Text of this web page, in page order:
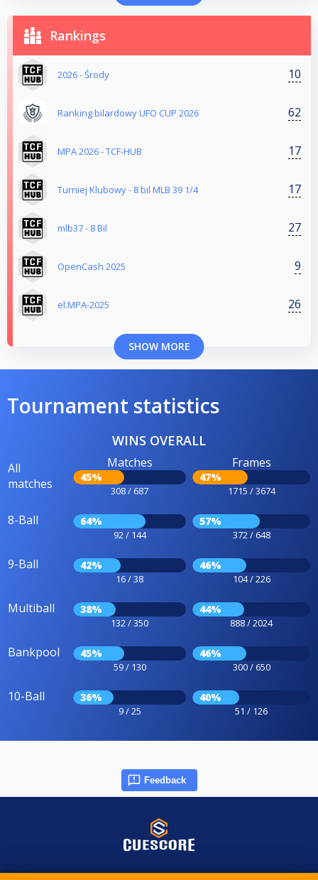
Rankings
2026 - Środy 10
Ranking bilardowy UFO CUP 2026 62
MPA 2026 - TCF-HUB 17
Turniej Klubowy - 8 bil MLB 39 1/4 17
mlb37 - 8 Bil 27
OpenCash 2025 9
el.MPA-2025 26
SHOW MORE
Tournament statistics
WINS OVERALL
All
matches
Matches
45%
308 / 687
Frames
47%
1715 / 3674
8-Ball 64%
92 / 144
57%
372 / 648
9-Ball 42%
16 / 38
46%
104 / 226
Multiball 38%
132 / 350
44%
888 / 2024
Bankpool 45%
59 / 130
46%
300 / 650
10-Ball 36%
9 / 25
40%
51 / 126
Feedback